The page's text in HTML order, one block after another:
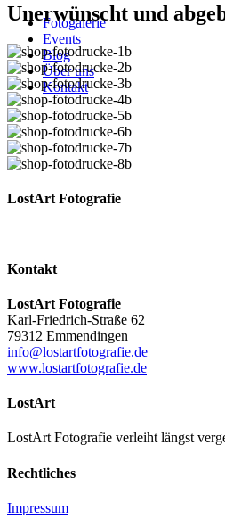
Fotogalerie
Events
Blog
Über uns
Kontakt
Unerwünscht und
LostArt Fotografie
Kontakt
LostArt Fotografie
Karl-Friedrich-Straße 62
79312 Emmendingen
info@lostartfotografie.de
www.lostartfotografie.de
LostArt
LostArt Fotografie verleiht längst
Rechtliches
Impressum